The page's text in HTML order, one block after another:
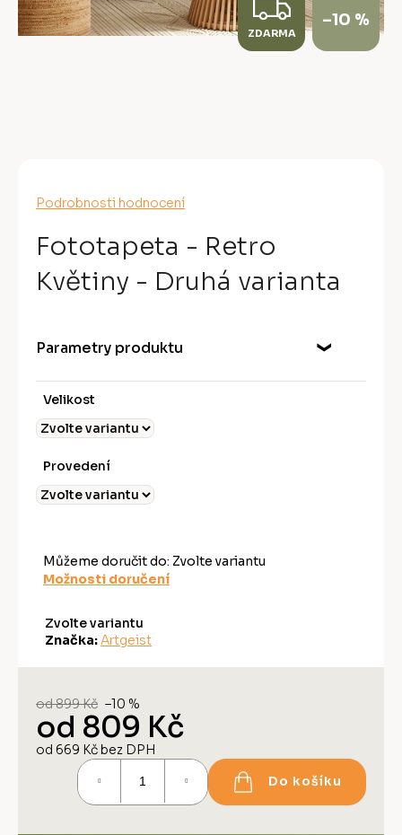
Průměrné
produktu
je
0,0
z
Podrobnosti hodnocení
Fototapeta - Retro
Květiny - Druhá varianta
Parametry produktu
Velikost
Provedení
Můžeme doručit do: Zvolte variantu
Možnosti doručení
Zvolte variantu
Značka: Artgeist
od 899 Kč –10 %
od 809 Kč
od 669 Kčbez DPH
Do košíku
Z
D
ZDARMA
–10 %